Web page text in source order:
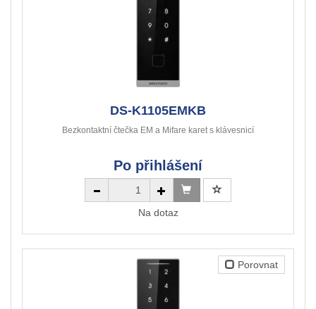
DS-K1105EMKB
Bezkontaktní čtečka EM a Mifare karet s klávesnicí
Po přihlášení
Na dotaz
Porovnat